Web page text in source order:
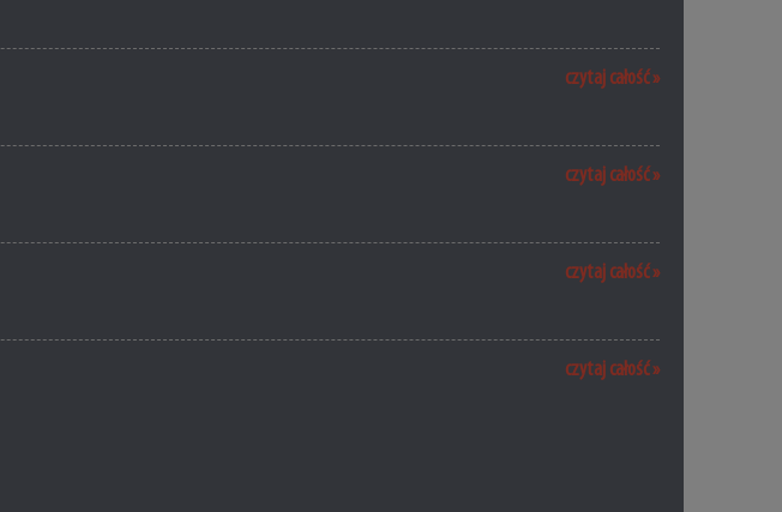
czytaj całość »
czytaj całość »
czytaj całość »
czytaj całość »